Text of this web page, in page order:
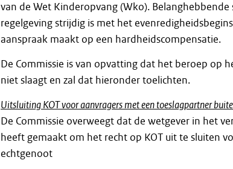
van de Wet Kinderopvang (Wko).
regelgeving strijdig is met het
aanspraak maakt op een hardheidscompensatie.
De Commissie is van opvatting dat het beroep op
niet slaagt en zal dat hieronder toelichten.
Uitsluiting KOT voor aanvragers met een toeslagpartner
De Commissie overweegt dat de wetgever in het
heeft gemaakt om het recht op KOT uit te sluiten
echtgenoot